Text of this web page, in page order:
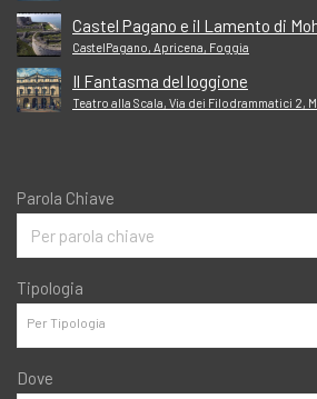
Castel Pagano e il Lamento di
CastelPagano, Apricena, Foggia
Il Fantasma del loggione
Teatro alla Scala, Via dei Filodrammatici 2,
Parola Chiave
Tipologia
Dove